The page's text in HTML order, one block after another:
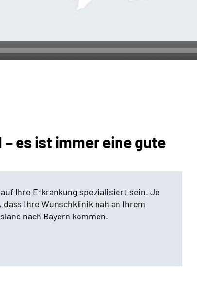
es ist immer eine gute
Ihre Erkrankung spezialisiert sein. Je
Ihre Wunschklinik nah an Ihrem
nach Bayern kommen.